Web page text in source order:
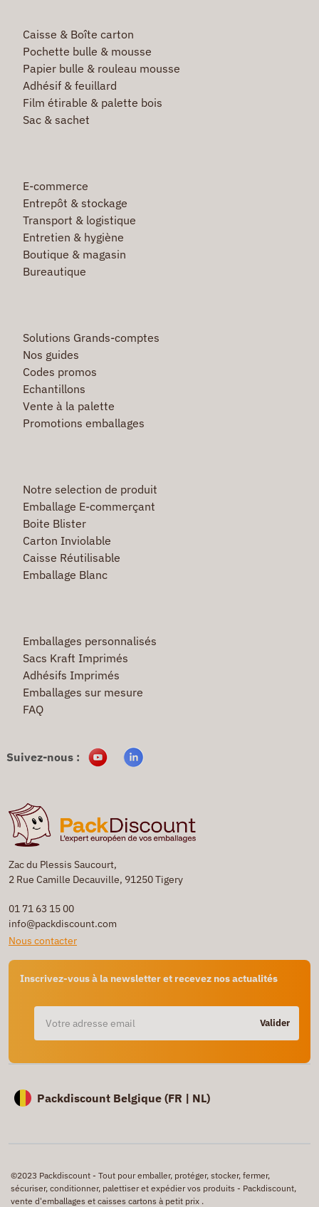
Zac du Plessis Saucourt,
2 Rue Camille Decauville, 91250 Tigery
01 71 63 15 00
info@packdiscount.com
Nous contacter
Inscrivez-vous à la newsletter et recevez nos actualités
Valider
Caisse & Boîte carton
Pochette bulle & mousse
Papier bulle & rouleau mousse
Adhésif & feuillard
Film étirable & palette bois
Sac & sachet
E-commerce
Entrepôt & stockage
Transport & logistique
Entretien & hygiène
Boutique & magasin
Bureautique
Solutions Grands-comptes
Nos guides
Codes promos
Echantillons
Vente à la palette
Promotions emballages
Notre selection de produit
Emballage E-commerçant
Boite Blister
Carton Inviolable
Caisse Réutilisable
Emballage Blanc
Emballages personnalisés
Sacs Kraft Imprimés
Adhésifs Imprimés
Emballages sur mesure
FAQ
Suivez-nous :
Packdiscount Belgique (FR | NL)
©2023 Packdiscount - Tout pour emballer, protéger, stocker, fermer,
sécuriser, conditionner, palettiser et expédier vos produits - Packdiscount,
vente d'emballages et caisses cartons à petit prix .